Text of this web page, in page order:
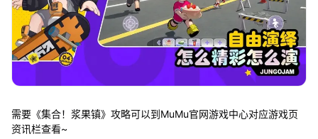
需要《集合！浆果镇》攻略可以到MuMu官网游戏中心对应游戏页
资讯栏查看~